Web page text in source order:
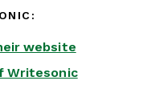
website
Writesonic